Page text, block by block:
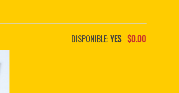
DISPONIBLE:YES $0.00